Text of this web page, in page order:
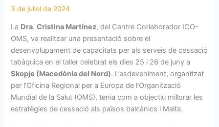
La Dra.Cristina Martínez, del Centre Col·laborador ICO-
OMS, va realitzar una presentació sobre el
desenvolupament de capacitats per als serveis de cessació
tabàquica en el taller celebrat els dies 25 i 26 de juny a
Skopje (Macedònia del Nord). L’esdeveniment, organitzat
per l’Oficina Regional per a Europa de l’Organització
Mundial de la Salut (OMS), tenia com a objectiu millorar les
estratègies de cessació als països balcànics i Malta.